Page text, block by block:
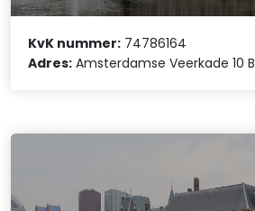
KvK nummer: 74786164
Adres: Amsterdamse Veerkade 10 B